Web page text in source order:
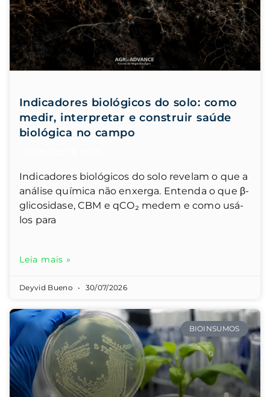
Indicadores biológicos do solo: como
medir, interpretar e construir saúde
biológica no campo
Indicadores biológicos do solo revelam o que a
análise química não enxerga. Entenda o que β-
glicosidase, CBM e qCO₂ medem e como usá-
los para
Leia mais »
Deyvid Bueno 30/07/2026
BIOINSUMOS